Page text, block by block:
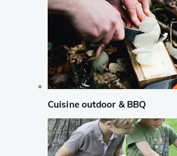
Cuisine outdoor & BBQ